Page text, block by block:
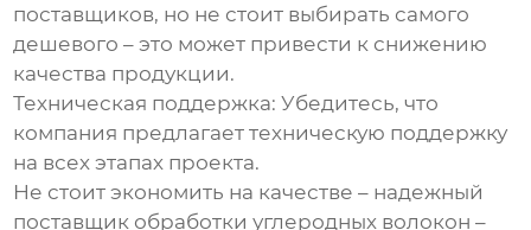
поставщиков, но не стоит выбирать самого
дешевого – это может привести к снижению
качества продукции.
Техническая поддержка: Убедитесь, что
компания предлагает техническую поддержку
на всех этапах проекта.
Не стоит экономить на качестве – надежный
поставщик обработки углеродных волокон –